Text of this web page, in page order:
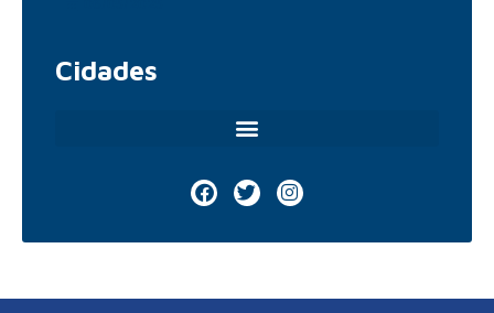
Cidades
F
a
e
o
T
w
t
r
I
n
t
r